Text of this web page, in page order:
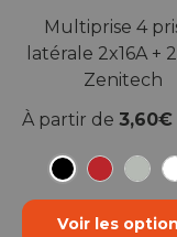
Multiprise 4
latérale 2x16A +
Zenitech
À partir de 3,60€
Voir les